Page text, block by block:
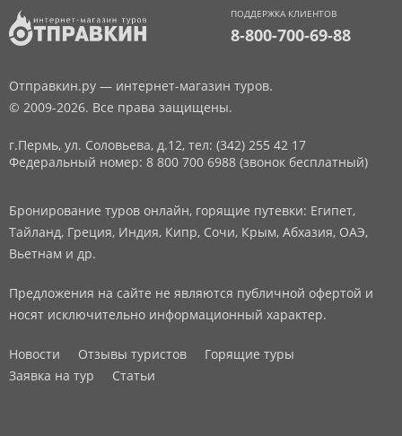
ПОДДЕРЖКА КЛИЕНТОВ
8-800-700-69-88
Отправкин.ру — интернет-магазин туров.
© 2009-2026. Все права защищены.
г.Пермь, ул. Соловьева, д.12, тел: (342) 255 42 17
Федеральный номер: 8 800 700 6988 (звонок бесплатный)
Бронирование туров онлайн, горящие путевки: Египет,
Тайланд, Греция, Индия, Кипр, Сочи, Крым, Абхазия, ОАЭ,
Вьетнам и др.
Предложения на сайте не являются публичной офертой и
носят исключительно информационный характер.
Новости Отзывы туристов
Горящие туры
Заявка на тур
Статьи